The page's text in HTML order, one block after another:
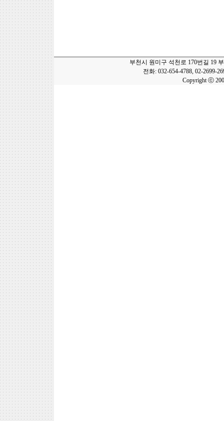
부천시 원미구 석천로 170번길 19
전화: 032-654-4788, 02-2699-
Copyright ⓒ